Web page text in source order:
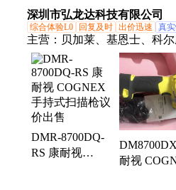
代理货源
电容屏
深圳市弘龙达科技有限公司
综合体验L0 回复及时 出价迅速 真
主营： 贝加莱、基恩士、科
尔、达尔萨、PLC模块、驱动
机、CPU模块、西门子、
DMR-8700DQ-
RS 康耐视
耐视